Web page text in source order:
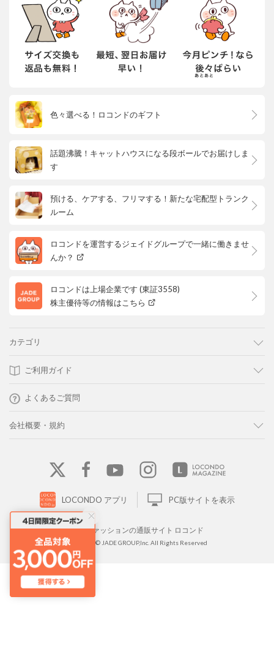
色々選べる！ロコンドのギフト
話題沸騰！キャットハウスになる段ボールでお届けしま
す
預ける、ケアする、フリマする！新たな宅配型トランク
ルーム
ロコンドを運営するジェイドグループで一緒に働きませ
んか？
ロコンドは上場企業です (東証3558)
株主優待等の情報はこちら
カテゴリ
ご利用ガイド
よくあるご質問
会社概要・規約
LOCONDO アプリ PC版サイトを表示
靴とファッションの通販サイト ロコンド
Copyright © JADE GROUP,Inc. All Rights Reserved